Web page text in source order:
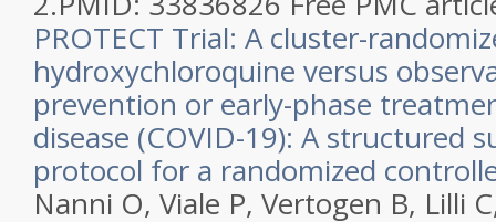
PROTECT Trial: A cluster-
hydroxychloroquine versus
prevention or early-phase
disease (COVID-19): A structured
protocol for a randomized
Nanni O, Viale P, Vertogen B, Lilli